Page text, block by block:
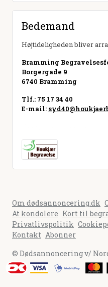
Bedemand
Højtideligheden bliver
Bramming
Borgergade 9
6740 Bramming
Tlf.: 75 17 34 40
E-mail:
Om dødsannoncering.dk
At kondolere Kort til
Privatlivspolitik
Kontakt Abonner
© Dødsannoncering v/